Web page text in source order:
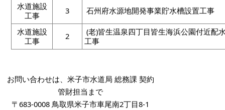
水道施設
工事
3 石州府水源地開発事業貯水槽設置工事
水道施設
工事
2
(老)皆生温泉四丁目皆生海浜公園付近配
工事
お問い合わせは、米子市水道局 総務課 契約
管財担当まで
〒683-0008 鳥取県米子市車尾南2丁目8-1